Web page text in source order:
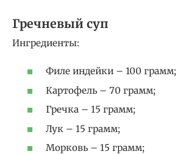
Гречневый суп
Ингредиенты:
Филе индейки – 100 грамм;
Картофель – 70 грамм;
Гречка – 15 грамм;
Лук – 15 грамм;
Морковь – 15 грамм;